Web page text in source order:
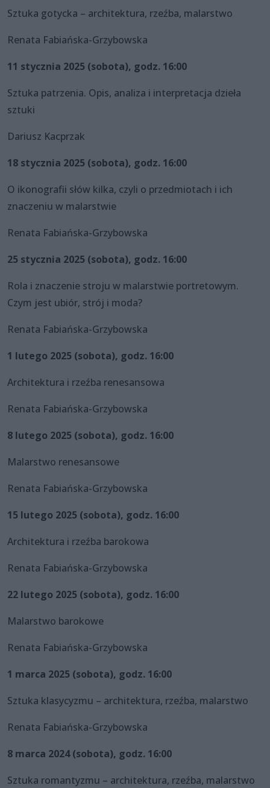
Sztuka gotycka – architektura, rzeźba, malarstwo
Renata Fabiańska-Grzybowska
11 stycznia 2025 (sobota), godz. 16:00
Sztuka patrzenia. Opis, analiza i interpretacja dzieła
sztuki
Dariusz Kacprzak
18 stycznia 2025 (sobota), godz. 16:00
O ikonografii słów kilka, czyli o przedmiotach i ich
znaczeniu w malarstwie
Renata Fabiańska-Grzybowska
25 stycznia 2025 (sobota), godz. 16:00
Rola i znaczenie stroju w malarstwie portretowym.
Czym jest ubiór, strój i moda?
Renata Fabiańska-Grzybowska
1 lutego 2025 (sobota), godz. 16:00
Architektura i rzeźba renesansowa
Renata Fabiańska-Grzybowska
8 lutego 2025 (sobota), godz. 16:00
Malarstwo renesansowe
Renata Fabiańska-Grzybowska
15 lutego 2025 (sobota), godz. 16:00
Architektura i rzeźba barokowa
Renata Fabiańska-Grzybowska
22 lutego 2025 (sobota), godz. 16:00
Malarstwo barokowe
Renata Fabiańska-Grzybowska
1 marca 2025 (sobota), godz. 16:00
Sztuka klasycyzmu – architektura, rzeźba, malarstwo
Renata Fabiańska-Grzybowska
8 marca 2024 (sobota), godz. 16:00
Sztuka romantyzmu – architektura, rzeźba, malarstwo